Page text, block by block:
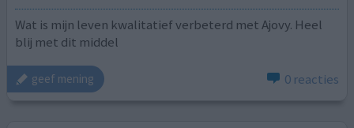
Wat is mijn leven kwalitatief verbeterd met Ajovy. Heel
blij met dit middel
geef mening 0 reacties